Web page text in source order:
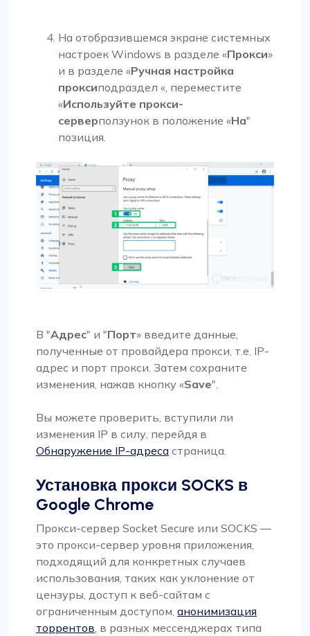
На отобразившемся экране системных
настроек Windows в разделе «Прокси»
и в разделе «Ручная настройка
проксиподраздел «, переместите
«Используйте прокси-
серверползунок в положение «На"
позиция.
В "Адрес" и "Порт» введите данные,
полученные от провайдера прокси, т.е. IP-
адрес и порт прокси. Затем сохраните
изменения, нажав кнопку «Save".
Вы можете проверить, вступили ли
изменения IP в силу, перейдя в
Обнаружение IP-адреса страница.
Установка прокси SOCKS в
Google Chrome
Прокси-сервер Socket Secure или SOCKS —
это прокси-сервер уровня приложения,
подходящий для конкретных случаев
использования, таких как уклонение от
цензуры, доступ к веб-сайтам с
ограниченным доступом, анонимизация
торрентов , в разных мессенджерах типа